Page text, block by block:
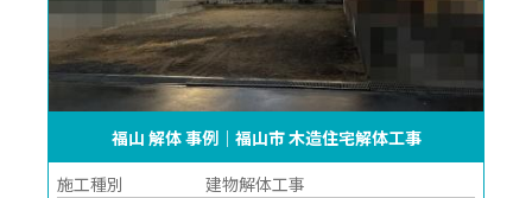
福山 解体 事例｜福山市 木造住宅解体工事
施工種別
建物解体工事